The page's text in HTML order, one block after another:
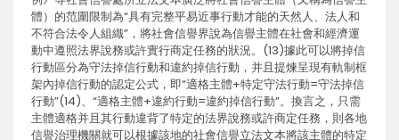
體）的范圍限制為“具有完整平易近事行動才能的天然人、法人和
不符合法令人組織”，將社會信譽界說為信譽主體在社會和經濟運
動中遵照法界說務或許實行商定任務的狀況。(13)據此可以將掉信
行動區分為守法掉信行動和違約掉信行動，并且提煉呈現有軌制框
架內掉信行動的認定公式，即“適格主體+特定守法行動=守法掉信
行動”(14)、“適格主體+違約行動=違約掉信行動”。換言之，只需
主體適格并且其行動違背了特定的法界說務或許商定任務，則各地
信譽治理機關就可以根據該地的社會信譽立法文本將該主體的特定